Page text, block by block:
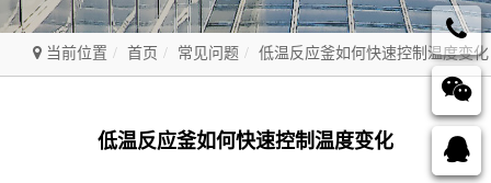
当前位置 首页 常见问题 低温反应釜如何快速控制温度变化
低温反应釜如何快速控制温度变化